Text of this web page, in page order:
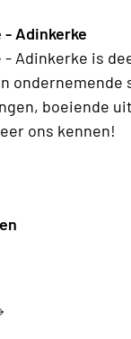
- Adinkerke
- Adinkerke is
ondernemende
boeiende
ons kennen!
Neos De